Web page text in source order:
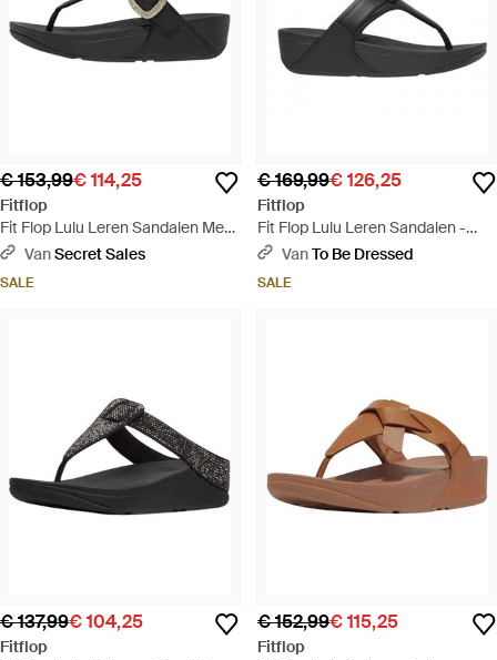
€ 153,99€ 114,25
Fitflop
Fit Flop Lulu Leren Sandalen Met
Ruitsteentje Gesp - Zwart
VanSecret Sales
SALE
€ 169,99€ 126,25
Fitflop
Fit Flop Lulu Leren Sandalen -
Zwart
VanTo Be Dressed
SALE
€ 137,99€ 104,25
Fitflop
€ 152,99€ 115,25
Fitflop